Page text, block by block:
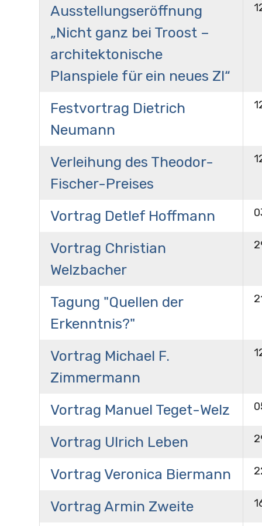
Ausstellungseröffnung
„Nicht ganz bei Troost –
architektonische
Planspiele für ein neues ZI“
Festvortrag Dietrich
Neumann
Verleihung des Theodor-
Fischer-Preises
Vortrag Detlef Hoffmann
Vortrag Christian
Welzbacher
Tagung "Quellen der
Erkenntnis?"
Vortrag Michael F.
Zimmermann
Vortrag Manuel Teget-Welz
Vortrag Ulrich Leben
Vortrag Veronica Biermann
Vortrag Armin Zweite